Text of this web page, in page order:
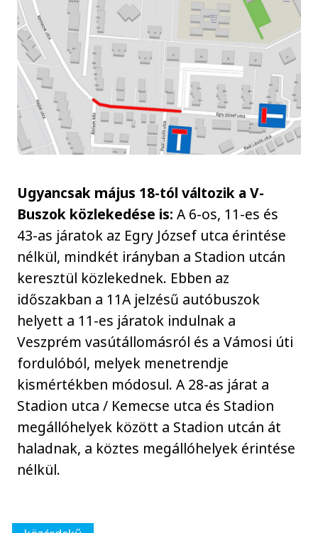
Ugyancsak május 18-tól változik a V-
Buszok közlekedése is: A 6-os, 11-es és
43-as járatok az Egry József utca érintése
nélkül, mindkét irányban a Stadion utcán
keresztül közlekednek. Ebben az
időszakban a 11A jelzésű autóbuszok
helyett a 11-es járatok indulnak a
Veszprém vasútállomásról és a Vámosi úti
fordulóból, melyek menetrendje
kismértékben módosul. A 28-as járat a
Stadion utca / Kemecse utca és Stadion
megállóhelyek között a Stadion utcán át
haladnak, a köztes megállóhelyek érintése
nélkül.